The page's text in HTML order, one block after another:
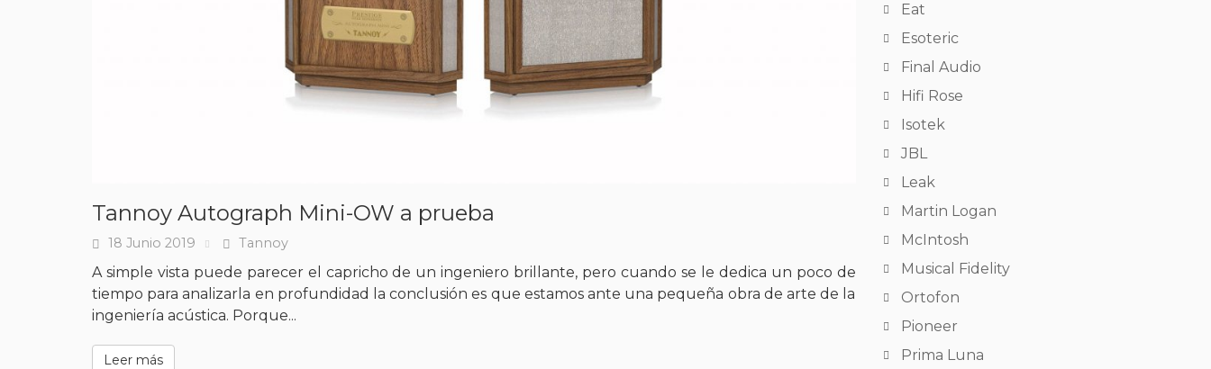
Tannoy Autograph Mini-OW a prueba
Fecha
18 Junio 2019 Tags
Tannoy
A simple vista puede parecer el capricho de un ingeniero brillante, pero cuando se le dedica un poco de
tiempo para analizarla en profundidad la conclusión es que estamos ante una pequeña obra de arte de la
ingeniería acústica. Porque...
Leer más
Eat
Esoteric
Final Audio
Hifi Rose
Isotek
JBL
Leak
Martin Logan
McIntosh
Musical Fidelity
Ortofon
Pioneer
Prima Luna